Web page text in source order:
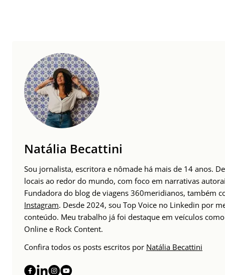
Natália Becattini
Sou jornalista, escritora e nômade há mais de 14 anos.
locais ao redor do mundo, com foco em narrativas
Fundadora do blog de viagens 360meridianos, também
Instagram. Desde 2024, sou Top Voice no Linkedin por
conteúdo. Meu trabalho já foi destaque em veículos
Online e Rock Content.
Confira todos os posts escritos por Natália Becattini